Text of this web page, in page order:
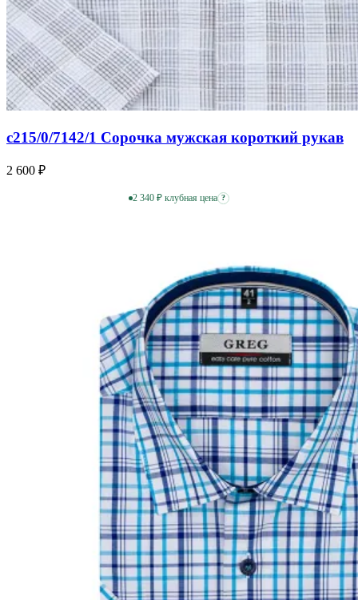
c215/0/7142/1 Сорочка мужская короткий рукав
2 600 ₽
2 340 ₽ клубная цена ?